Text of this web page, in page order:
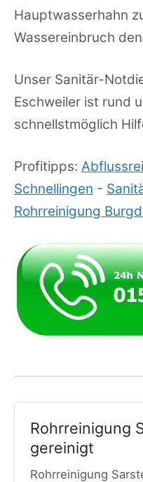
Hauptwasserhahn
Wassereinbruch
Unser Sanitär-
Eschweiler ist rund
schnellstmöglich
Profitipps:
Schnellingen -
Rohrreinigung
Rohrreinigung
gereinigt
Rohrreinigung